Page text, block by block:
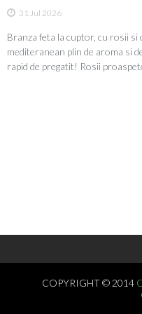
31 Jul 2026
Branza feta la cuptor, cu rosii
mediteranean plin de aroma si
rapid de pregatit! Rosii
COPYRIGHT © 2014